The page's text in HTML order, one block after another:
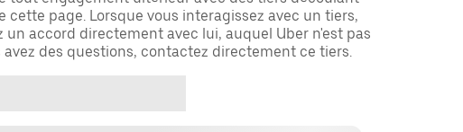
cette page. Lorsque vous interagissez avec un tiers,
un accord directement avec lui, auquel Uber n'est pas
avez des questions, contactez directement ce tiers.